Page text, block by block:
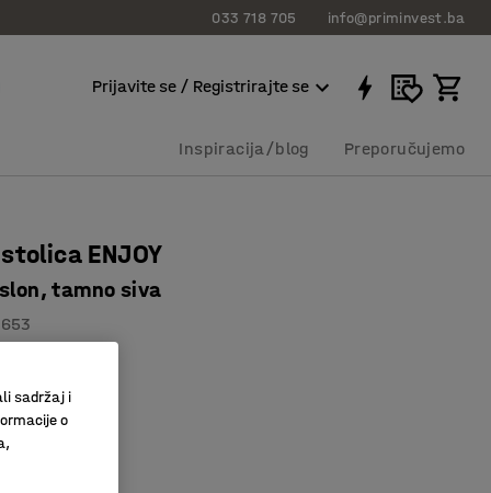
033 718 705 info@priminvest.ba
Prijavite se / Registrirajte se
Inspiracija/blog Preporučujemo
ENJOY
tamno siva
boja
sadržaj i
o